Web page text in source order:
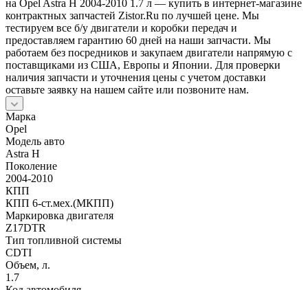
на Opel Astra H 2004-2010 1.7 л — купить в интернет-магазине
контрактных запчастей Zistor.Ru по лучшей цене. Мы
тестируем все б/у двигатели и коробки передач и
предоставляем гарантию 60 дней на наши запчасти. Мы
работаем без посредников и закупаем двигатели напрямую с
поставщиками из США, Европы и Японии. Для проверки
наличия запчасти и уточнения цены с учетом доставки
оставьте заявку на нашем сайте или позвоните нам.
Марка
Opel
Модель авто
Astra H
Поколение
2004-2010
КПП
КПП 6-ст.мех.(МКПП)
Маркировка двигателя
Z17DTR
Тип топливной системы
CDTI
Объем, л.
1.7